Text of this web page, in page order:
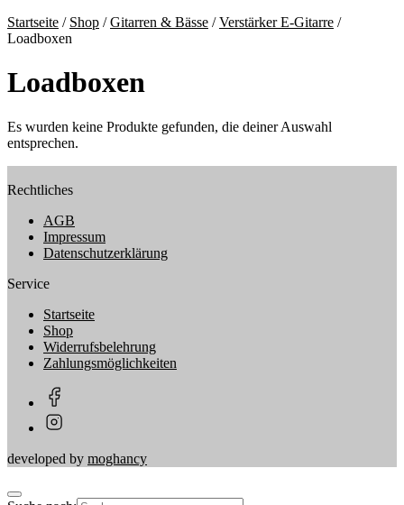
Startseite / Shop /Gitarren & Bässe /Verstärker E-Gitarre /
Loadboxen
Loadboxen
Es wurden keine Produkte gefunden, die deiner Auswahl
entsprechen.
Rechtliches
AGB
Impressum
Datenschutzerklärung
Service
Startseite
Shop
Widerrufsbelehrung
Zahlungsmöglichkeiten
developed by moghancy